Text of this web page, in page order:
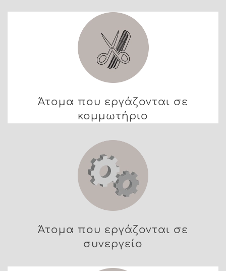
Άτομα που εργάζονται σε
κομμωτήριο
Άτομα που εργάζονται σε
συνεργείο